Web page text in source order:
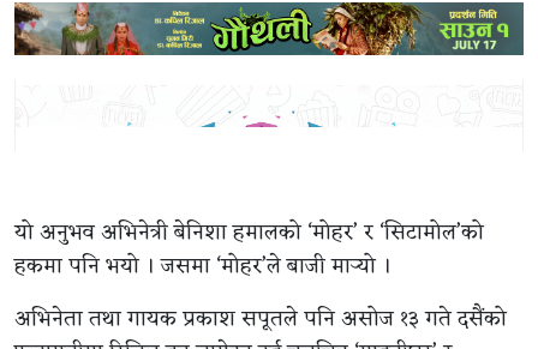
यो अनुभव अभिनेत्री बेनिशा हमालको ‘मोहर’ र ‘सिटामोल’को
हकमा पनि भयो । जसमा ‘मोहर’ले बाजी मार्‍यो ।
अभिनेता तथा गायक प्रकाश सपूतले पनि असोज १३ गते दसैंको